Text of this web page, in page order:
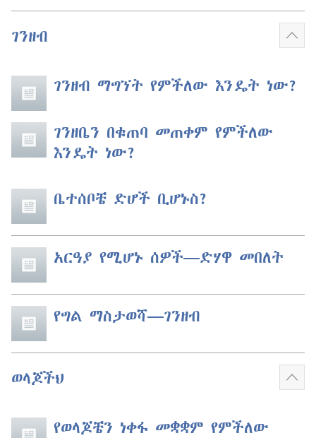
ገንዘብ
ገንዘብ ማግኘት የምችለው እንዴት ነው?
ገንዘቤን በቁጠባ መጠቀም የምችለው
እንዴት ነው?
ቤተሰቦቼ ድሆች ቢሆኑስ?
አርዓያ የሚሆኑ ሰዎች​—ድሃዋ መበለት
የግል ማስታወሻ​—ገንዘብ
ወላጆችህ
የወላጆቼን ነቀፋ መቋቋም የምችለው